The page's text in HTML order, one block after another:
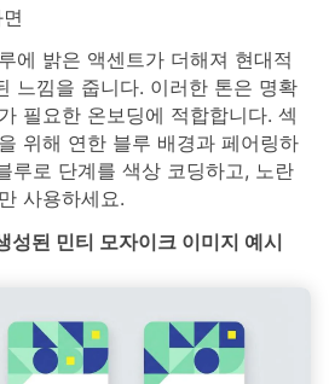
에 밝은 액센트가 더해져 현대적
느낌을 줍니다. 이러한 톤은 명확
필요한 온보딩에 적합합니다. 섹
위해 연한 블루 배경과 페어링하
루로 단계를 색상 코딩하고, 노란
사용하세요.
된 민티 모자이크 이미지 예시